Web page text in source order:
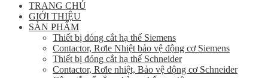
TRANG CHỦ
GIỚI THIỆU
SẢN PHẨM
Thiết bị đóng cắt hạ thế Siemens
Contactor, Rơle Nhiệt bảo vệ động cơ Siemens
Thiết bị đóng cắt hạ thế Schneider
Contactor, Rơle nhiệt, Bảo vệ động cơ Schneider